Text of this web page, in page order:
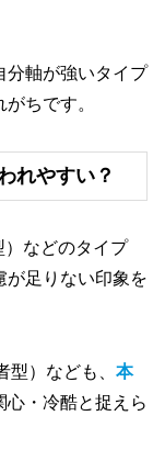
分軸が強いタイプ
ちです。
れやすい？
）などのタイプ
が足りない印象を
）なども、 本
心・冷酷と捉えら